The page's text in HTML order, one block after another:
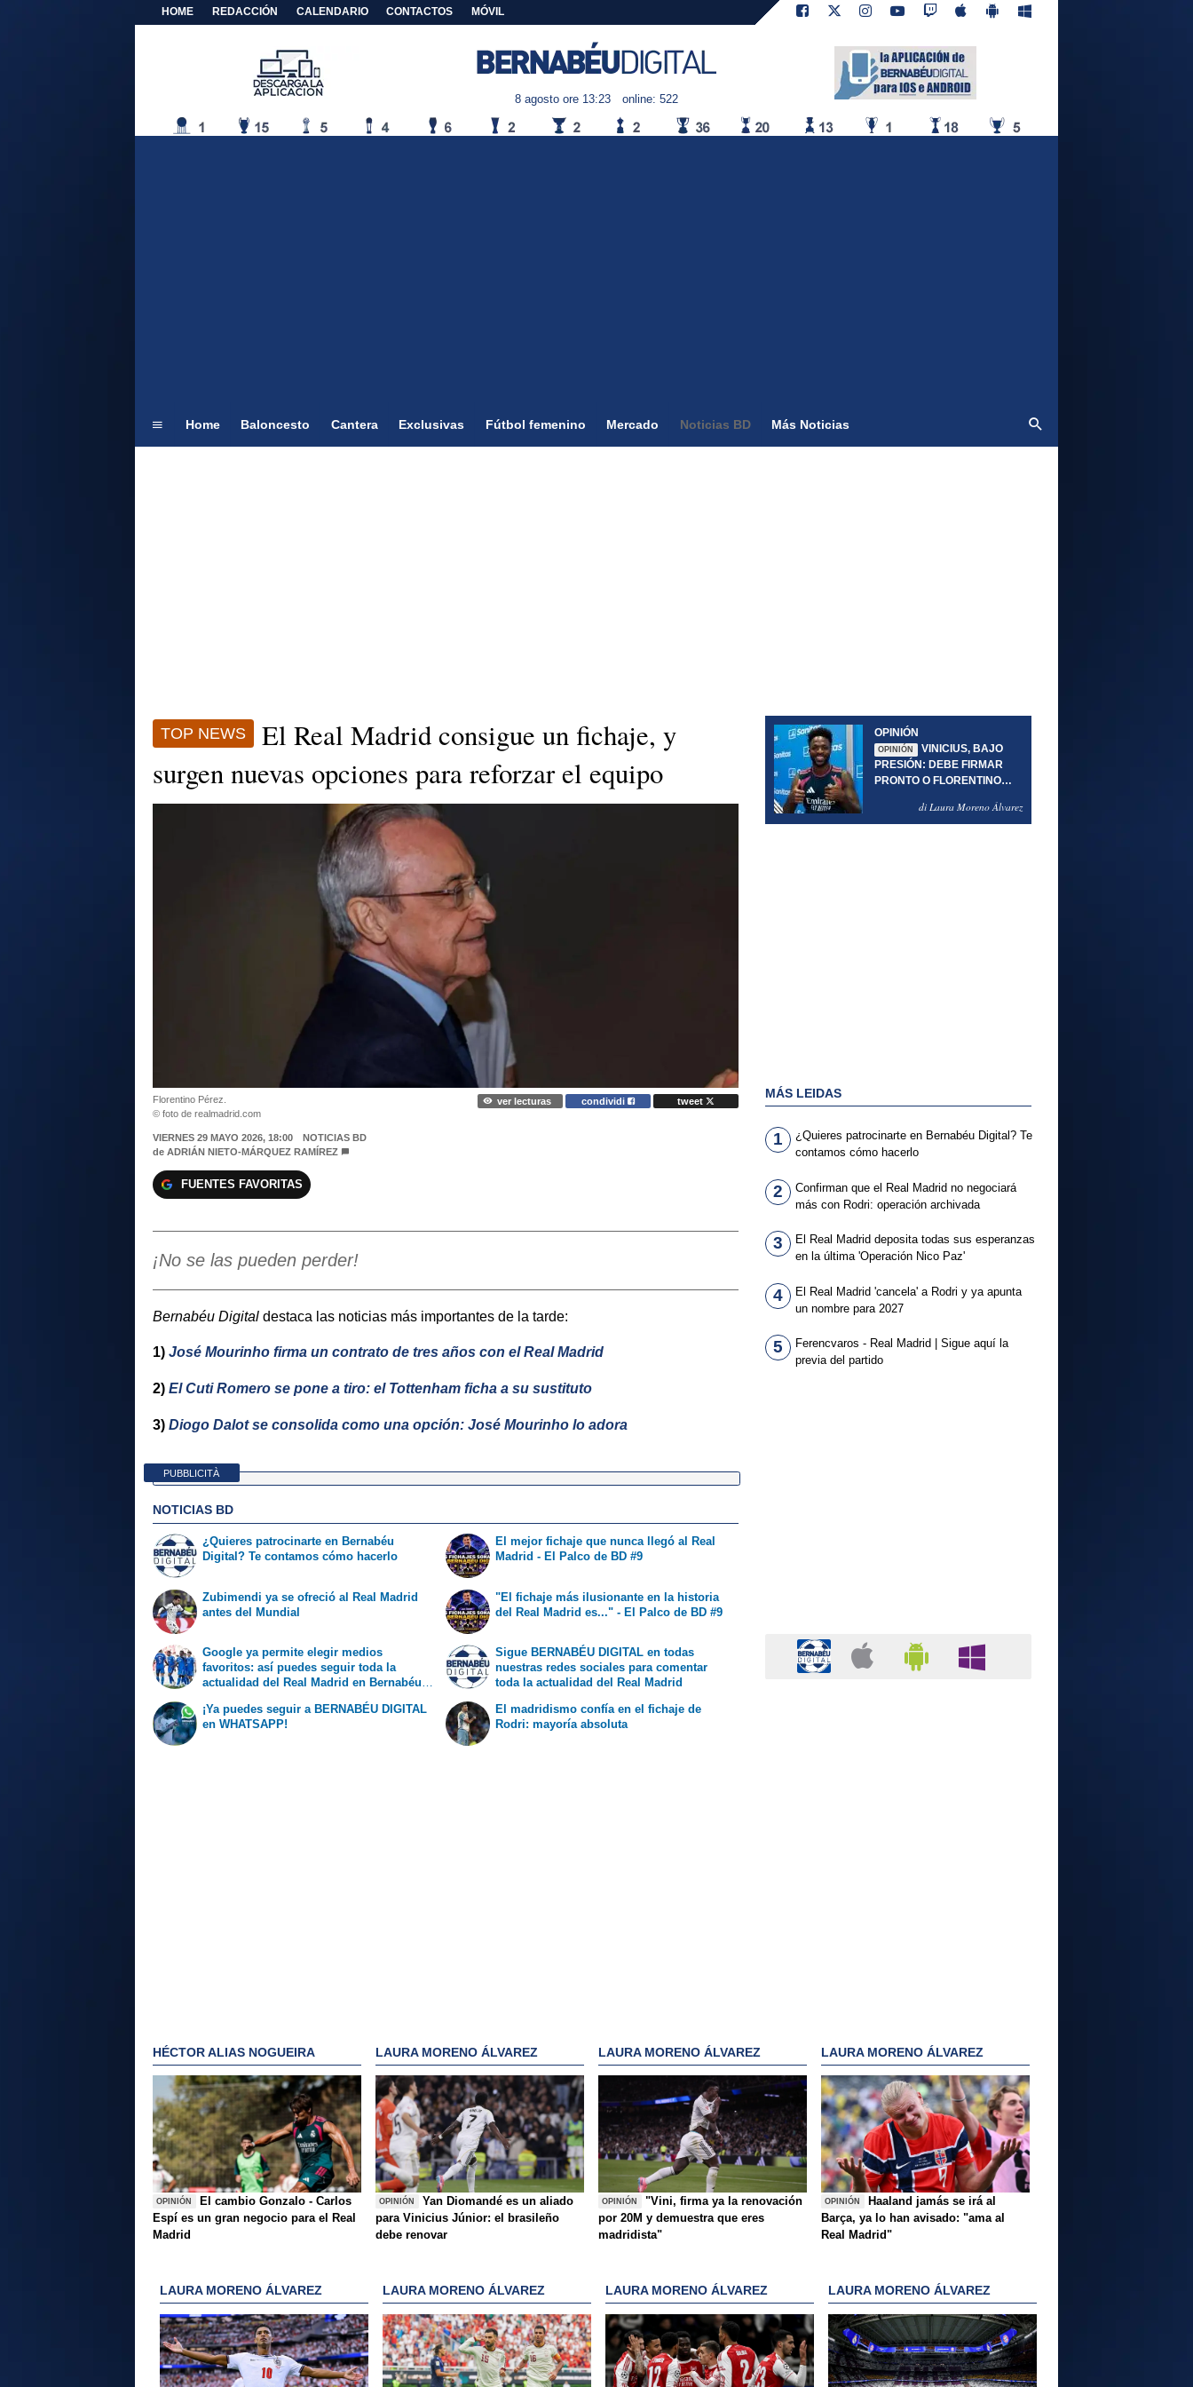
HOME REDACCIÓN CALENDARIO CONTACTOS MÓVIL
8 agosto ore 13:23 online: 522
Home Baloncesto Cantera Exclusivas Fútbol femenino Mercado Noticias BD Más Noticias
TOP NEWS
El Real Madrid consigue un fichaje, y
surgen nuevas opciones para reforzar el equipo
Florentino Pérez.
© foto de realmadrid.com
ver lecturas condividi tweet
VIERNES 29 MAYO 2026, 18:00
NOTICIAS BD
de ADRIÁN NIETO-MÁRQUEZ RAMÍREZ
FUENTES FAVORITAS
¡No se las pueden perder!
Bernabéu Digital destaca las noticias más importantes de la tarde:
1) José Mourinho firma un contrato de tres años con el Real Madrid
2) El Cuti Romero se pone a tiro: el Tottenham ficha a su sustituto
3) Diogo Dalot se consolida como una opción: José Mourinho lo adora
PUBBLICITÀ
NOTICIAS BD
¿Quieres patrocinarte en Bernabéu
Digital? Te contamos cómo hacerlo
Zubimendi ya se ofreció al Real Madrid
antes del Mundial
El mejor fichaje que nunca llegó al Real
Madrid - El Palco de BD #9
"El fichaje más ilusionante en la historia
del Real Madrid es..." - El Palco de BD #9
Google ya permite elegir medios
favoritos: así puedes seguir toda la
actualidad del Real Madrid en Bernabéu
¡Ya puedes seguir a BERNABÉU DIGITAL
en WHATSAPP!
Sigue BERNABÉU DIGITAL en todas
nuestras redes sociales para comentar
toda la actualidad del Real Madrid
El madridismo confía en el fichaje de
Rodri: mayoría absoluta
OPINIÓN
OPINIÓN
VINICIUS, BAJO
PRESIÓN: DEBE FIRMAR
PRONTO O FLORENTINO
di Laura Moreno Álvarez
MÁS LEIDAS
1
¿Quieres patrocinarte en Bernabéu Digital? Te
contamos cómo hacerlo
2
Confirman que el Real Madrid no negociará
más con Rodri: operación archivada
3
El Real Madrid deposita todas sus esperanzas
en la última 'Operación Nico Paz'
4
El Real Madrid 'cancela' a Rodri y ya apunta
un nombre para 2027
5
Ferencvaros - Real Madrid | Sigue aquí la
previa del partido
HÉCTOR ALIAS NOGUEIRA
OPINIÓN
El cambio Gonzalo - Carlos
Espí es un gran negocio para el Real
Madrid
LAURA MORENO ÁLVAREZ
OPINIÓN
Yan Diomandé es un aliado
para Vinicius Júnior: el brasileño
debe renovar
LAURA MORENO ÁLVAREZ
OPINIÓN
"Vini, firma ya la renovación
por 20M y demuestra que eres
madridista"
LAURA MORENO ÁLVAREZ
OPINIÓN
Haaland jamás se irá al
Barça, ya lo han avisado: "ama al
Real Madrid"
LAURA MORENO ÁLVAREZ LAURA MORENO ÁLVAREZ LAURA MORENO ÁLVAREZ LAURA MORENO ÁLVAREZ